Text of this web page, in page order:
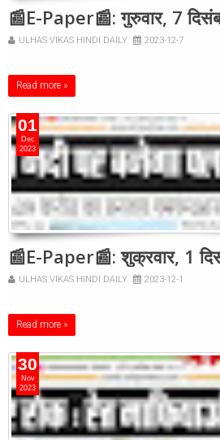
📰E-Paper📰: गुरुवार, 7
ULHAS VIKAS HINDI DAILY 2023-12-7
Read more »
01
Dec
2023
📰E-Paper📰: शुक्रवार, 1
ULHAS VIKAS HINDI DAILY 2023-12-1
Read more »
30
Nov
2023